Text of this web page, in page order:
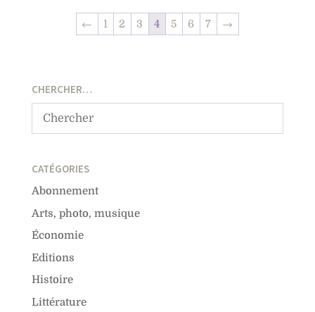
← 1 2 3 4 5 6 7 →
CHERCHER…
CATÉGORIES
Abonnement
Arts, photo, musique
Économie
Editions
Histoire
Littérature